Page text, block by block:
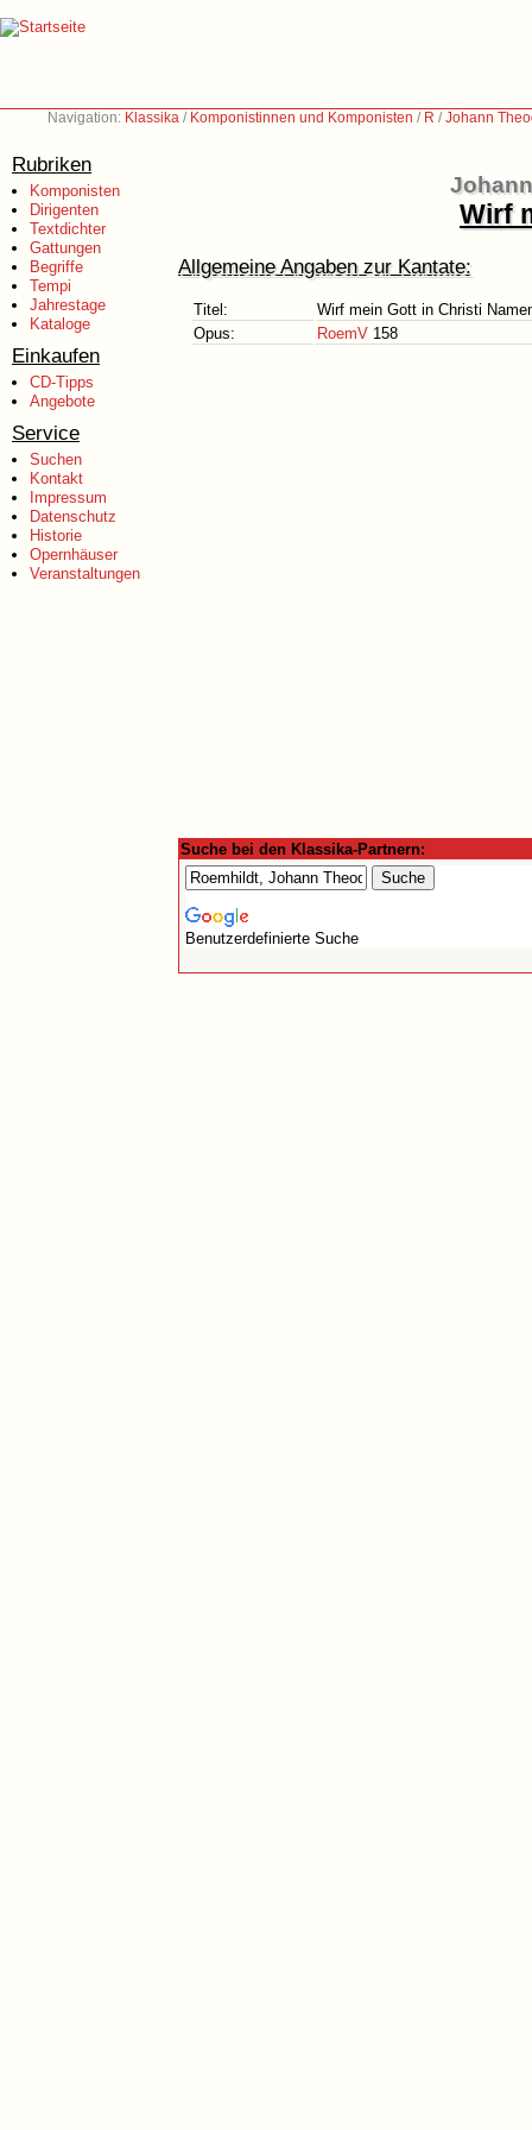
Navigation: Klassika / Komponistinnen und Komponisten / R /Johann
Rubriken
Komponisten
Dirigenten
Textdichter
Gattungen
Begriffe
Tempi
Jahrestage
Kataloge
Einkaufen
CD-Tipps
Angebote
Service
Suchen
Kontakt
Impressum
Datenschutz
Historie
Opernhäuser
Veranstaltungen
Wirf
Allgemeine Angaben zur Kantate:
Titel:
Wirf mein Gott in Christi
Opus:
RoemV 158
Suche bei den Klassika-Partnern:
Benutzerdefinierte Suche